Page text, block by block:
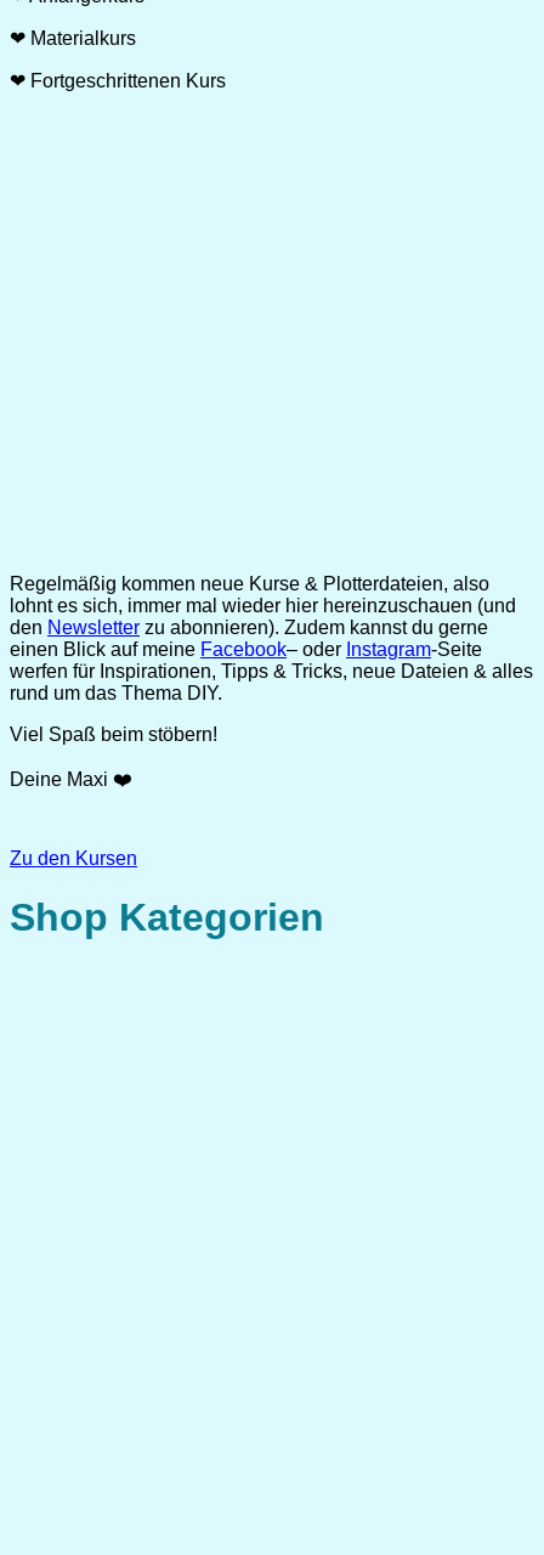
❤ Materialkurs
❤ Fortgeschrittenen Kurs
Regelmäßig kommen neue Kurse & Plotterdateien, also
lohnt es sich, immer mal wieder hier hereinzuschauen (und
den Newsletter zu abonnieren). Zudem kannst du gerne
einen Blick auf meine Facebook– oder Instagram-Seite
werfen für Inspirationen, Tipps & Tricks, neue Dateien & alles
rund um das Thema DIY.
Viel Spaß beim stöbern!
Deine Maxi ❤️
Zu den Kursen
Shop Kategorien